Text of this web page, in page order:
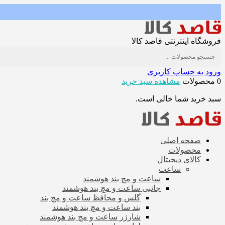
فروشگاه اینترنتی قاصد کالا
ورود به حساب کاربری
0 محصولات
مشاهده سبد خرید
سبد خرید شما خالی است.
صفحه اصلی
محصولات
کالای دیجیتال
ساعت
ساعت و مچ بند هوشمند
جانبی ساعت و مچ بند هوشمند
گلس و محافظ ساعت و مچ بند
بند ساعت و مچ بند هوشمند
شارژر ساعت و مچ بند هوشمند